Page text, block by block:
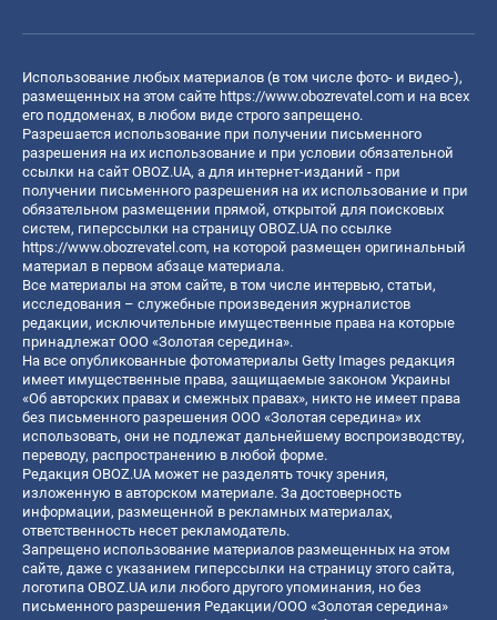
Использование любых материалов (в том числе фото- и видео-),
размещенных на этом сайте https://www.obozrevatel.com и на всех
его поддоменах, в любом виде строго запрещено.
Разрешается использование при получении письменного
разрешения на их использование и при условии обязательной
ссылки на сайт OBOZ.UA, а для интернет-изданий - при
получении письменного разрешения на их использование и при
обязательном размещении прямой, открытой для поисковых
систем, гиперссылки на страницу OBOZ.UA по ссылке
https://www.obozrevatel.com, на которой размещен оригинальный
материал в первом абзаце материала.
Все материалы на этом сайте, в том числе интервью, статьи,
исследования – служебные произведения журналистов
редакции, исключительные имущественные права на которые
принадлежат ООО «Золотая середина».
На все опубликованные фотоматериалы Getty Images редакция
имеет имущественные права, защищаемые законом Украины
«Об авторских правах и смежных правах», никто не имеет права
без письменного разрешения ООО «Золотая середина» их
использовать, они не подлежат дальнейшему воспроизводству,
переводу, распространению в любой форме.
Редакция OBOZ.UA может не разделять точку зрения,
изложенную в авторском материале. За достоверность
информации, размещенной в рекламных материалах,
ответственность несет рекламодатель.
Запрещено использование материалов размещенных на этом
сайте, даже с указанием гиперссылки на страницу этого сайта,
логотипа OBOZ.UA или любого другого упоминания, но без
письменного разрешения Редакции/ООО «Золотая середина»